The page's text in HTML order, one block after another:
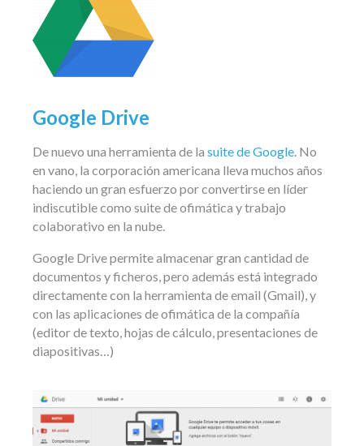
Google Drive
De nuevo una herramienta de la suite de Google. No
en vano, la corporación americana lleva muchos años
haciendo un gran esfuerzo por convertirse en líder
indiscutible como suite de ofimática y trabajo
colaborativo en la nube.
Google Drive permite almacenar gran cantidad de
documentos y ficheros, pero además está integrado
directamente con la herramienta de email (Gmail), y
con las aplicaciones de ofimática de la compañía
(editor de texto, hojas de cálculo, presentaciones de
diapositivas…)